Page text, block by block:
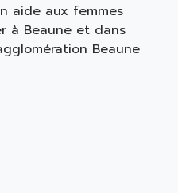
aide aux femmes
à Beaune et dans
Beaune